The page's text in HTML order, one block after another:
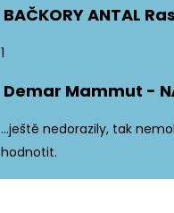
1
...ještě nedorazily, tak
hodnotit.